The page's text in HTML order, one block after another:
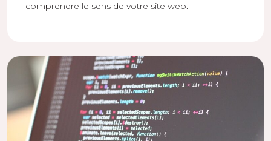
comprendre le sens de votre site web.